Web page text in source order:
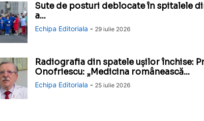
Sute de posturi deblocate în spitalele
a...
Echipa Editoriala - 29 iulie 2026
Radiografia din spatele ușilor închise:
Onofriescu: „Medicina românească...
Echipa Editoriala - 25 iulie 2026